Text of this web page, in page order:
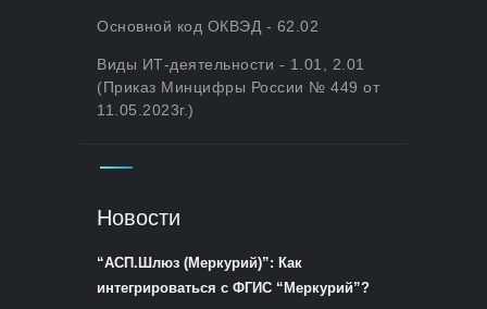
Основной код ОКВЭД - 62.02
Виды ИТ-деятельности - 1.01, 2.01
(Приказ Минцифры России № 449 от
11.05.2023г.)
Новости
“АСП.Шлюз (Меркурий)”: Как
интегрироваться с ФГИС “Меркурий”?